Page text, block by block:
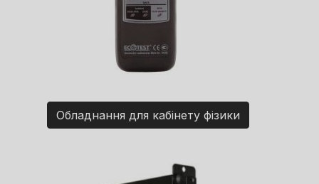
Обладнання для кабінету фізики